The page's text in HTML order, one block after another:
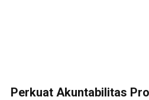
Perkuat Akuntabilitas